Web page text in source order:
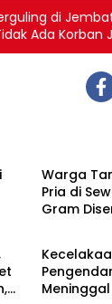
di
Ada Korban
Warga
Pria di
Gram
Berita
Berita